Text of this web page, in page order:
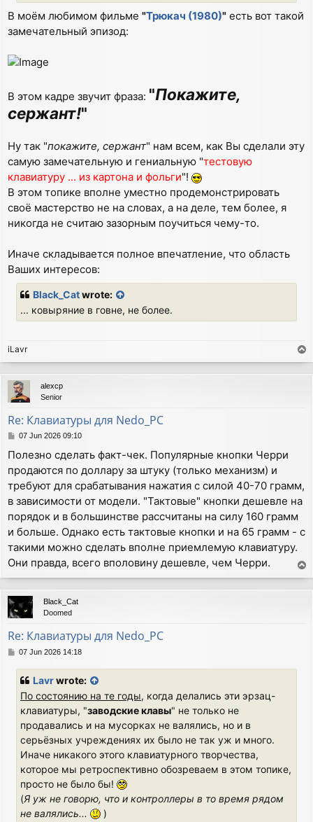
В моём любимом фильме "Трюкач (1980)" есть вот такой
замечательный эпизод:
В этом кадре звучит фраза: "Покажите,
сержант!"
Ну так "покажите, сержант" нам всем, как Вы сделали эту
самую замечательную и гениальную "тестовую
клавиатуру ... из картона и фольги"!
В этом топике вполне уместно продемонстрировать
своё мастерство не на словах, а на деле, тем более, я
никогда не считаю зазорным поучиться чему-то.
Иначе складывается полное впечатление, что область
Ваших интересов:
Black_Catwrote:
... ковыряние в говне, не более.
iLavr
o
p
alexcp
Senior
Re: Клавиатуры для Nedo_PC
P
s
t
07 Jun 2026 09:10
Полезно сделать факт-чек. Популярные кнопки Черри
продаются по доллару за штуку (только механизм) и
требуют для срабатывания нажатия с силой 40-70 грамм,
в зависимости от модели. "Тактовые" кнопки дешевле на
порядок и в большинстве рассчитаны на силу 160 грамм
и больше. Однако есть тактовые кнопки и на 65 грамм - с
такими можно сделать вполне приемлемую клавиатуру.
Они правда, всего вполовину дешевле, чем Черри.
o
p
Black_Cat
Doomed
Re: Клавиатуры для Nedo_PC
P07 Jun 2026 14:18
Lavrwrote:
По состоянию на те годы, когда делались эти эрзац-
клавиатуры, "заводские клавы" не только не
продавались и на мусорках не валялись, но и в
серьёзных учреждениях их было не так уж и много.
Иначе никакого этого клавиатурного творчества,
которое мы ретроспективно обозреваем в этом топике,
просто не было бы!
(Я уж не говорю, что и контроллеры в то время рядом
не валялись...
)